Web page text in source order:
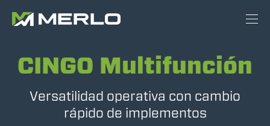
CINGO Multifunción
Versatilidad operativa con cambio
rápido de implementos